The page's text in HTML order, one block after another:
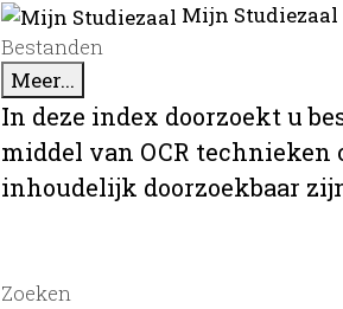
Mijn
Bestanden
Meer...
In deze index doorzoekt u
middel van OCR
inhoudelijk doorzoekbaar
Zoeken